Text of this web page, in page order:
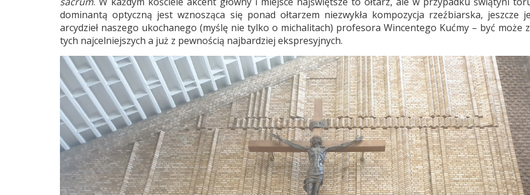
dominantą optyczną jest wznosząca się ponad ołtarzem niezwykła kompozycja rzeźbiarska, jeszcze
arcydzieł naszego ukochanego (myślę nie tylko o michalitach) profesora Wincentego Kućmy – być może
tych najcelniejszych a już z pewnością najbardziej ekspresyjnych.